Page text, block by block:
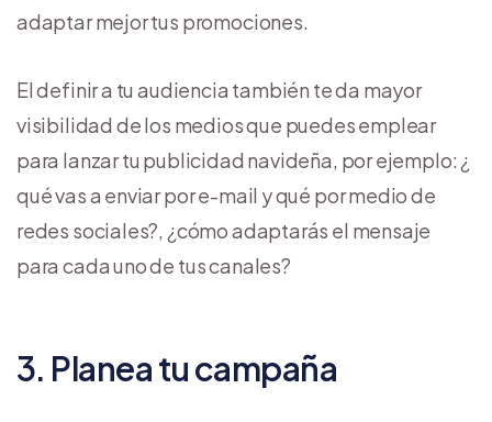
adaptar mejor tus promociones.
El definir a tu audiencia también te da mayor
visibilidad de los medios que puedes emplear
para lanzar tu publicidad navideña, por ejemplo: ¿
qué vas a enviar por e-mail y qué por medio de
redes sociales?, ¿cómo adaptarás el mensaje
para cada uno de tus canales?
3. Planea tu campaña